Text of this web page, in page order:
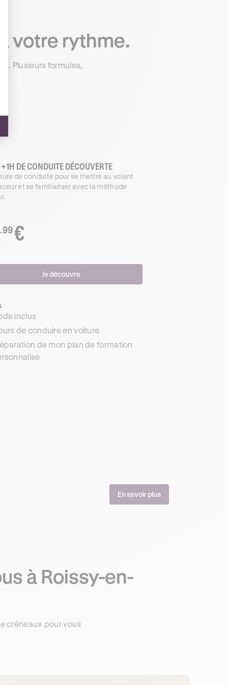
votre rythme.
Plusieurs formules,
DE CONDUITE DÉCOUVERTE
de conduite pour se mettre au volant
et se familiariser avec la méthode
.99€
Je découvre
inclus
de conduire en voiture
de mon plan de formation
En savoir plus
à Roissy-en-
créneaux pour vous